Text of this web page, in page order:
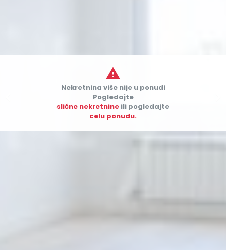

Nekretnina više nije u ponudi
Pogledajte
slične nekretnine ili pogledajte
celu ponudu.